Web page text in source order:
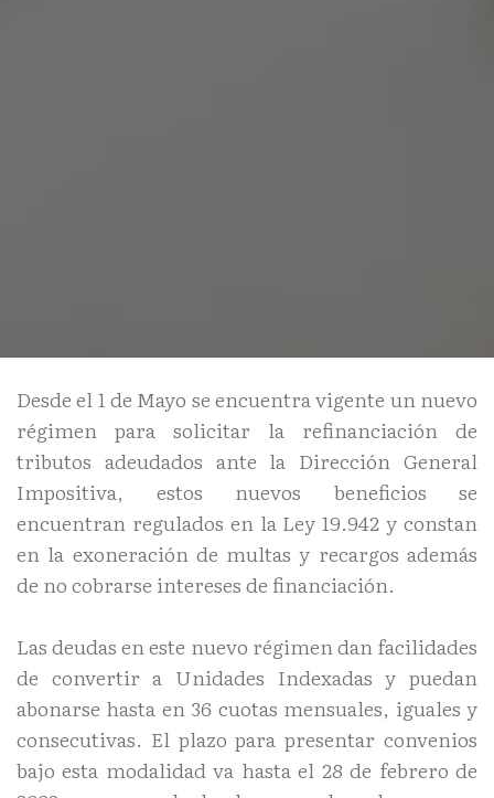
Desde el 1 de Mayo se encuentra vigente un nuevo
régimen para solicitar la refinanciación de
tributos adeudados ante la Dirección General
Impositiva, estos nuevos beneficios se
encuentran regulados en la Ley 19.942 y constan
en la exoneración de multas y recargos además
de no cobrarse intereses de financiación.
Las deudas en este nuevo régimen dan facilidades
de convertir a Unidades Indexadas y puedan
abonarse hasta en 36 cuotas mensuales, iguales y
consecutivas. El plazo para presentar convenios
bajo esta modalidad va hasta el 28 de febrero de